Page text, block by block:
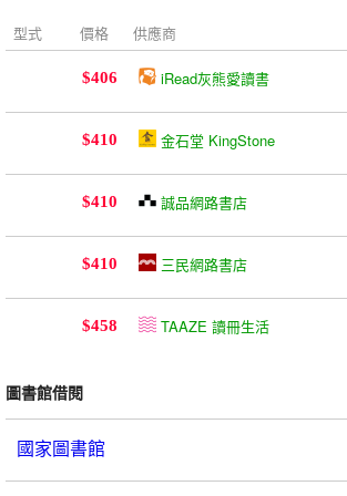
型式 價格 供應商
$406 iRead灰熊愛讀書
$410 金石堂 KingStone
$410 誠品網路書店
$410 三民網路書店
$458 TAAZE 讀冊生活
圖書館借閱
國家圖書館